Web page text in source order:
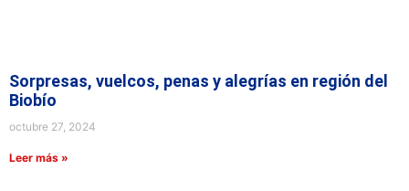
Sorpresas, vuelcos, penas y alegrías en región del
Biobío
octubre 27, 2024
Leer más »